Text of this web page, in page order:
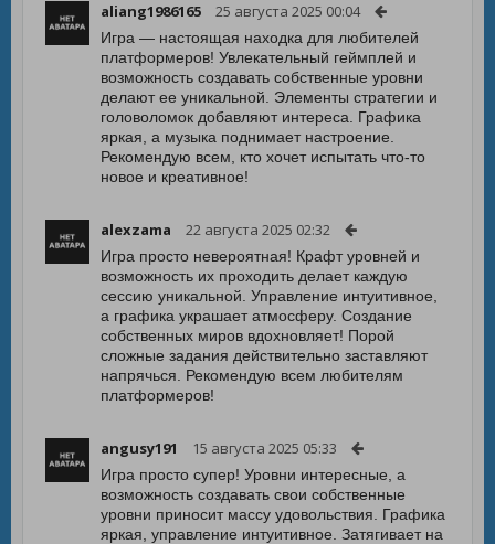
aliang1986165 25 августа 2025 00:04
Игра — настоящая находка для любителей
платформеров! Увлекательный геймплей и
возможность создавать собственные уровни
делают ее уникальной. Элементы стратегии и
головоломок добавляют интереса. Графика
яркая, а музыка поднимает настроение.
Рекомендую всем, кто хочет испытать что-то
новое и креативное!
alexzama 22 августа 2025 02:32
Игра просто невероятная! Крафт уровней и
возможность их проходить делает каждую
сессию уникальной. Управление интуитивное,
а графика украшает атмосферу. Создание
собственных миров вдохновляет! Порой
сложные задания действительно заставляют
напрячься. Рекомендую всем любителям
платформеров!
angusy191 15 августа 2025 05:33
Игра просто супер! Уровни интересные, а
возможность создавать свои собственные
уровни приносит массу удовольствия. Графика
яркая, управление интуитивное. Затягивает на